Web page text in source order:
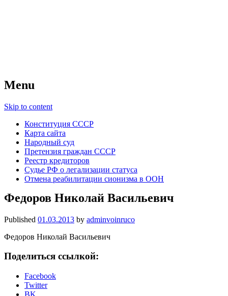
Menu
Skip to content
Конституция СССР
Карта сайта
Народный суд
Претензия граждан СССР
Реестр кредиторов
Судье РФ о легализации статуса
Отмена реабилитации сионизма в ООН
Федоров Николай Васильевич
Published 01.03.2013 by adminvoinruco
Федоров Николай Васильевич
Поделиться ссылкой:
Facebook
Twitter
BK